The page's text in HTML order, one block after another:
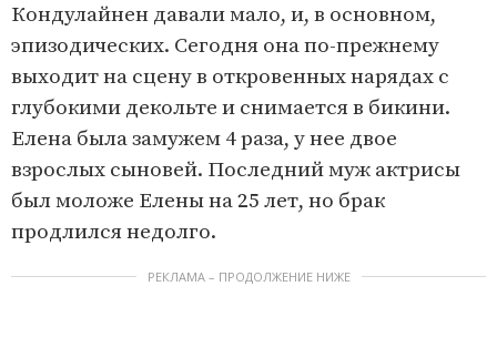
Кондулайнен давали мало, и, в основном,
эпизодических. Сегодня она по-прежнему
выходит на сцену в откровенных нарядах с
глубокими декольте и снимается в бикини.
Елена была замужем 4 раза, у нее двое
взрослых сыновей. Последний муж актрисы
был моложе Елены на 25 лет, но брак
продлился недолго.
РЕКЛАМА – ПРОДОЛЖЕНИЕ НИЖЕ